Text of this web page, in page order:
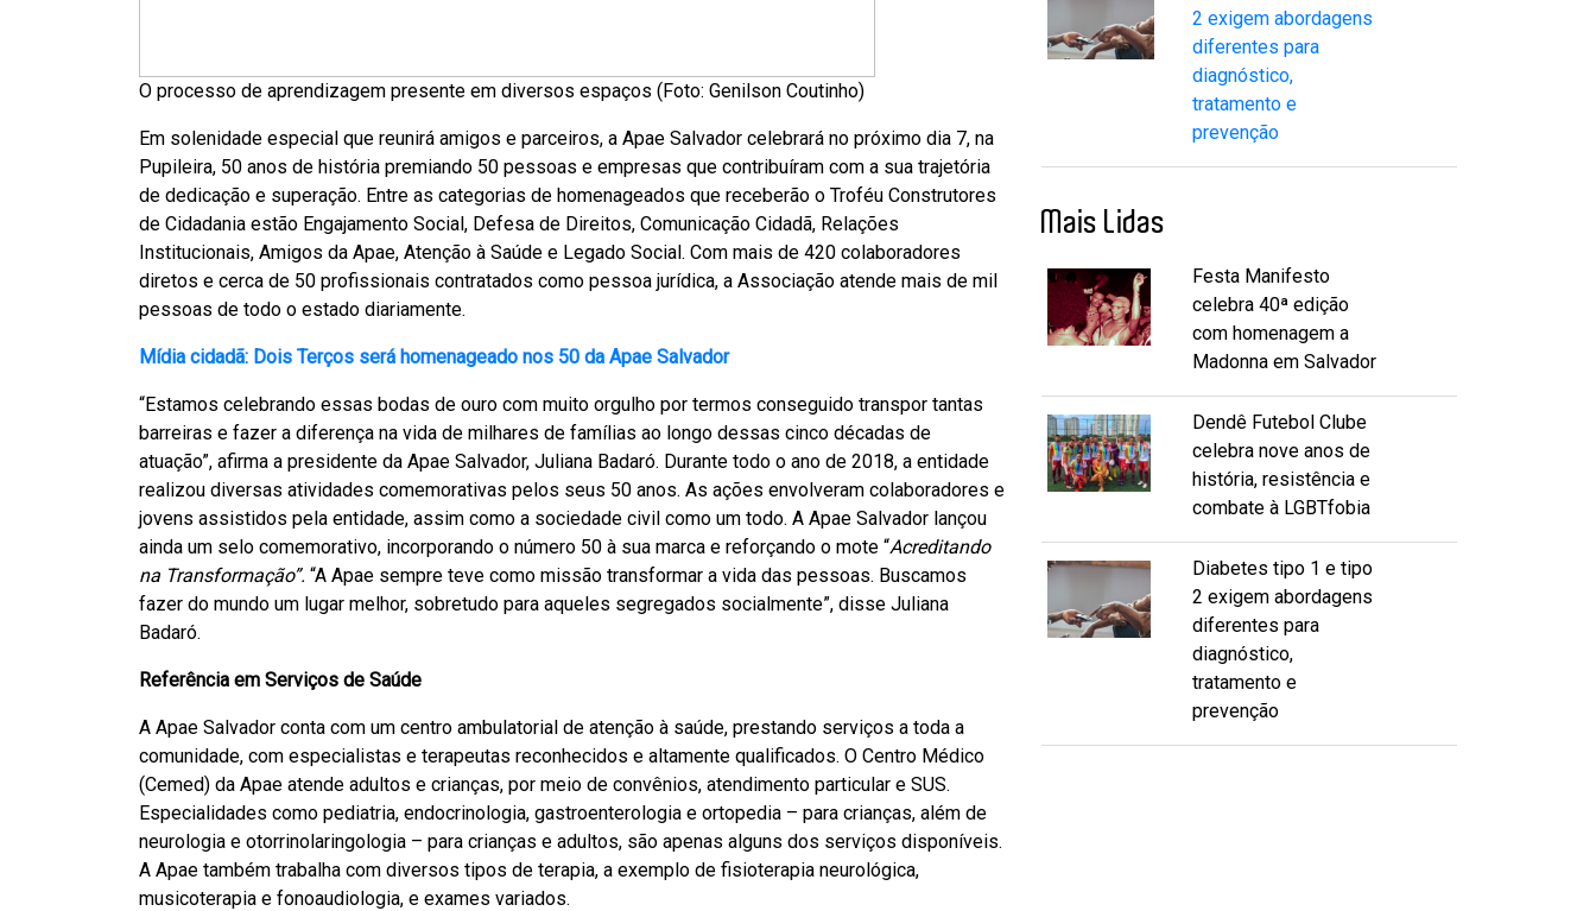
O processo de aprendizagem presente em diversos espaços (Foto: Genilson Coutinho)
Em solenidade especial que reunirá amigos e parceiros, a Apae Salvador celebrará no próximo dia 7, na
Pupileira, 50 anos de história premiando 50 pessoas e empresas que contribuíram com a sua trajetória
de dedicação e superação. Entre as categorias de homenageados que receberão o Troféu Construtores
de Cidadania estão Engajamento Social, Defesa de Direitos, Comunicação Cidadã, Relações
Institucionais, Amigos da Apae, Atenção à Saúde e Legado Social. Com mais de 420 colaboradores
diretos e cerca de 50 profissionais contratados como pessoa jurídica, a Associação atende mais de mil
pessoas de todo o estado diariamente.
Mídia cidadã: Dois Terços será homenageado nos 50 da Apae Salvador
“Estamos celebrando essas bodas de ouro com muito orgulho por termos conseguido transpor tantas
barreiras e fazer a diferença na vida de milhares de famílias ao longo dessas cinco décadas de
atuação”, afirma a presidente da Apae Salvador, Juliana Badaró. Durante todo o ano de 2018, a entidade
realizou diversas atividades comemorativas pelos seus 50 anos. As ações envolveram colaboradores e
jovens assistidos pela entidade, assim como a sociedade civil como um todo. A Apae Salvador lançou
ainda um selo comemorativo, incorporando o número 50 à sua marca e reforçando o mote “Acreditando
na Transformação”. “A Apae sempre teve como missão transformar a vida das pessoas. Buscamos
fazer do mundo um lugar melhor, sobretudo para aqueles segregados socialmente”, disse Juliana
Badaró.
Referência em Serviços de Saúde
A Apae Salvador conta com um centro ambulatorial de atenção à saúde, prestando serviços a toda a
comunidade, com especialistas e terapeutas reconhecidos e altamente qualificados. O Centro Médico
(Cemed) da Apae atende adultos e crianças, por meio de convênios, atendimento particular e SUS.
Especialidades como pediatria, endocrinologia, gastroenterologia e ortopedia – para crianças, além de
neurologia e otorrinolaringologia – para crianças e adultos, são apenas alguns dos serviços disponíveis.
A Apae também trabalha com diversos tipos de terapia, a exemplo de fisioterapia neurológica,
musicoterapia e fonoaudiologia, e exames variados.
2 exigem abordagens
diferentes para
diagnóstico,
tratamento e
prevenção
Mais Lidas
Festa Manifesto
celebra 40ª edição
com homenagem a
Madonna em Salvador
Dendê Futebol Clube
celebra nove anos de
história, resistência e
combate à LGBTfobia
Diabetes tipo 1 e tipo
2 exigem abordagens
diferentes para
diagnóstico,
tratamento e
prevenção